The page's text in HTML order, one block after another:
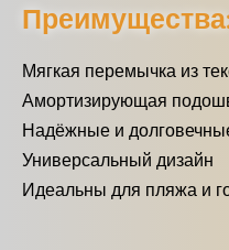
Мягкая перемычка из
Амортизирующая
Надёжные и
Универсальный дизайн
Идеальны для пляжа и